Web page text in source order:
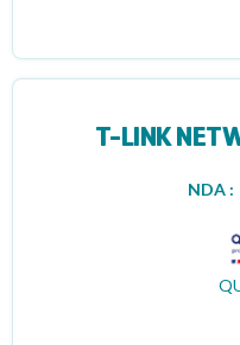
T-LINK
NDA :